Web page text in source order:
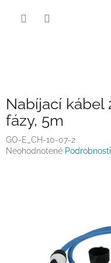
Nabíjací kábel
fázy, 5m
GO-E_CH-10-07-2
Priemerné
Neohodnotené